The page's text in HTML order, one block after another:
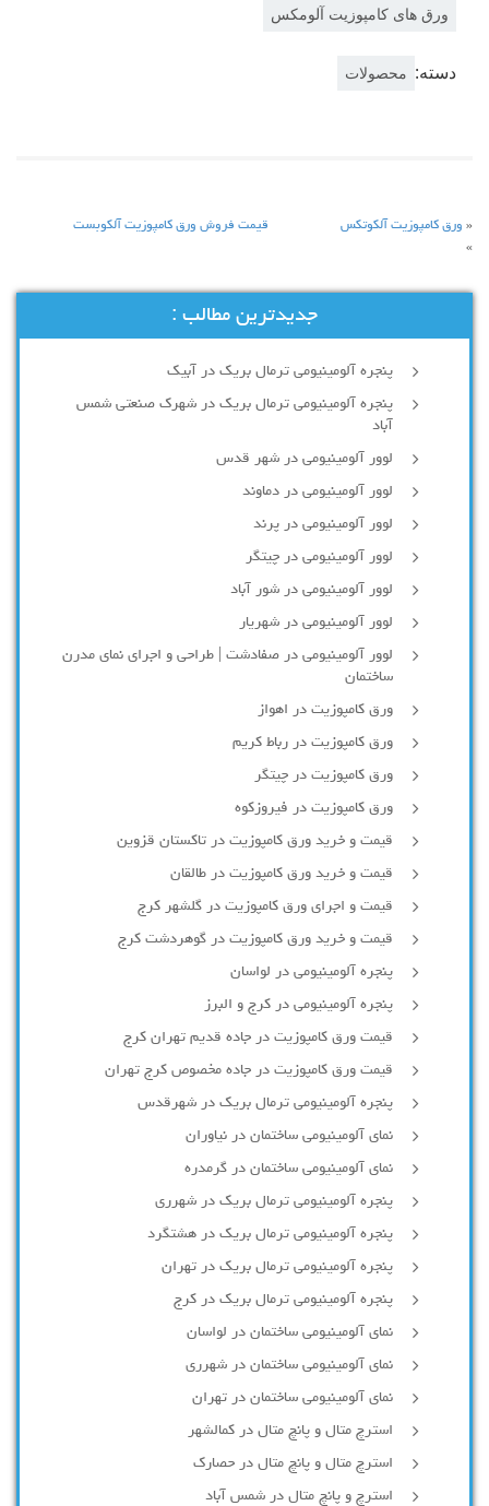
ورق های کامپوزیت آلومکس
دسته: محصولات
« ورق کامپوزیت آلکوتکس
قیمت فروش ورق کامپوزیت آلکوبست
»
جدیدترین مطالب :
پنجره آلومینیومی ترمال بریک در آبیک
پنجره آلومینیومی ترمال بریک در شهرک صنعتی شمس
آباد
لوور آلومینیومی در شهر قدس
لوور آلومینیومی در دماوند
لوور آلومینیومی در پرند
لوور آلومینیومی در چیتگر
لوور آلومینیومی در شور آباد
لوور آلومينيومي در شهريار
لوور آلومینیومی در صفادشت | طراحی و اجرای نمای مدرن
ساختمان
ورق کامپوزیت در اهواز
ورق کامپوزیت در رباط کریم
ورق کامپوزیت در چیتگر
ورق کامپوزیت در فیروزکوه
قیمت و خرید ورق کامپوزیت در تاکستان قزوین
قیمت و خرید ورق کامپوزیت در طالقان
قیمت و اجرای ورق کامپوزیت در گلشهر کرج
قیمت و خرید ورق کامپوزیت در گوهردشت کرج
پنجره آلومینیومی در لواسان
پنجره آلومینیومی در کرج و البرز
قیمت ورق کامپوزیت در جاده قدیم تهران کرج
قیمت ورق کامپوزیت در جاده مخصوص کرج تهران
پنجره آلومینیومی ترمال بریک در شهرقدس
نمای آلومینیومی ساختمان در نیاوران
نمای آلومینیومی ساختمان در گرمدره
پنجره آلومینیومی ترمال بریک در شهرری
پنجره آلومینیومی ترمال بریک در هشتگرد
پنجره آلومینیومی ترمال بریک در تهران
پنجره آلومینیومی ترمال بریک در کرج
نمای آلومینیومی ساختمان در لواسان
نمای آلومینیومی ساختمان در شهرری
نمای آلومینیومی ساختمان در تهران
استرچ متال و پانچ متال در کمالشهر
استرچ متال و پانچ متال در حصارك
استرچ و پانچ متال در شمس آباد